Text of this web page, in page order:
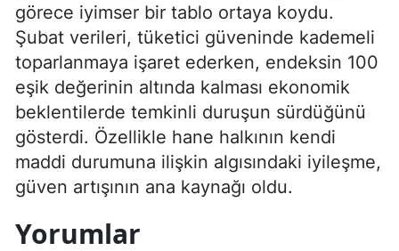
görece iyimser bir tablo ortaya koydu.
Şubat verileri, tüketici güveninde kademeli
toparlanmaya işaret ederken, endeksin 100
eşik değerinin altında kalması ekonomik
beklentilerde temkinli duruşun sürdüğünü
gösterdi. Özellikle hane halkının kendi
maddi durumuna ilişkin algısındaki iyileşme,
güven artışının ana kaynağı oldu.
Yorumlar